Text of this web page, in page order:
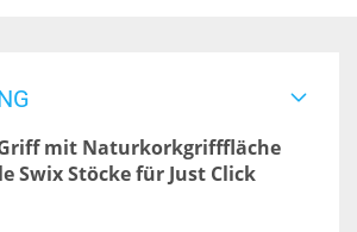
mit Naturkorkgrifffläche
Swix Stöcke für Just Click